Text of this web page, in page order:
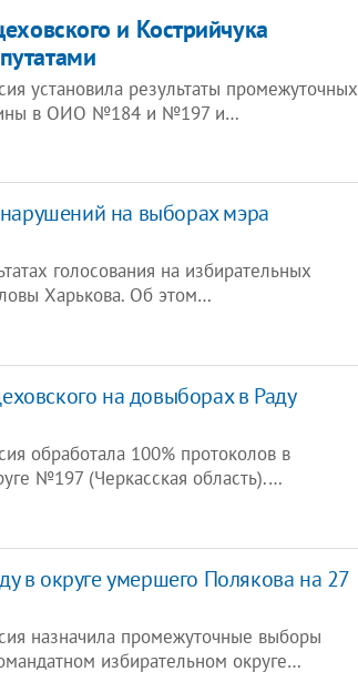
и Кострийчука
установила результаты промежуточных
в ОИО №184 и №197 и…
на выборах мэра
голосования на избирательных
Харькова. Об этом…
на довыборах в Раду
обработала 100% протоколов в
№197 (Черкасская область).…
в округе умершего Полякова на 27
назначила промежуточные выборы
избирательном округе…